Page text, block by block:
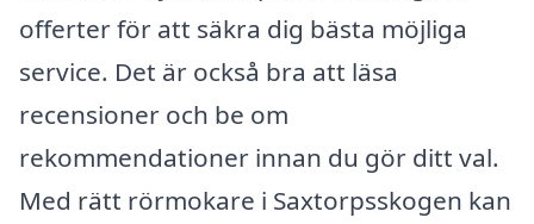
offerter för att säkra dig bästa möjliga
service. Det är också bra att läsa
recensioner och be om
rekommendationer innan du gör ditt val.
Med rätt rörmokare i Saxtorpsskogen kan